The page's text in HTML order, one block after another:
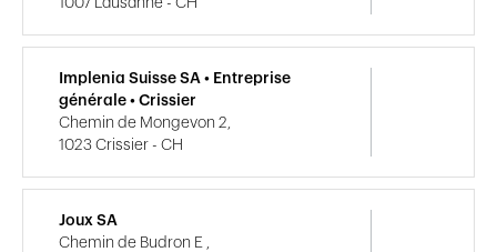
1007 Lausanne - CH
Implenia Suisse SA • Entreprise
générale • Crissier
Chemin de Mongevon 2,
1023 Crissier - CH
Joux SA
Chemin de Budron E ,